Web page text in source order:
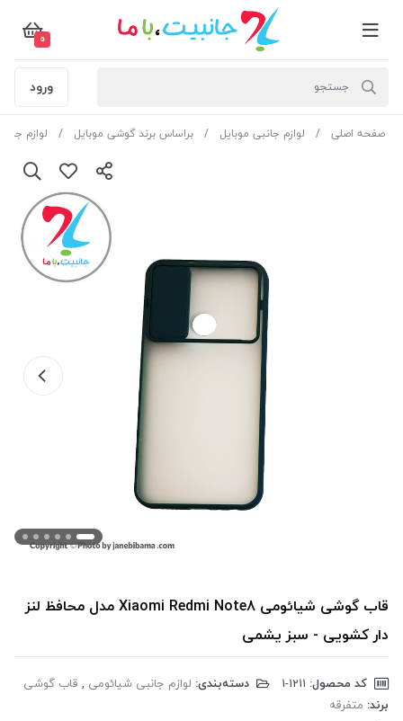
0
ورود
صفحه اصلی لوازم جانبی موبایل براساس برند گوشی موبایل لوازم
قاب گوشی شیائومی Xiaomi Redmi Note8 مدل محافظ لنز
دار کشویی - سبز یشمی
کد محصول: دسته‌بندی: لوازم جانبی شیائومی , قاب گوشی
برند: متفرقه